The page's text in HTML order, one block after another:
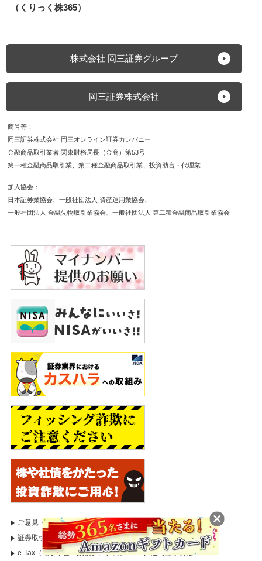
（くりっく株365）
株式会社 岡三証券グループ
岡三証券株式会社
商号等
岡三証券株式会社 岡三オンライン証券カンパニー
金融商品取引業者 関東財務局長（金商）第53号
第一種金融商品取引業
第二種金融商品取引業 投資助言・代理業
加入協会
日本証券業協会
一般社団法人 資産運用業協会
一般社団法人 金融先物取引業協会
一般社団法人 第二種金融商品取引業協会
ご意見・苦情等のお申出
証券取引等監視委員会
証券取引等監視委員会（情報受付）
国税庁
e-Tax（電子申告・納税システム）
適時開示情報